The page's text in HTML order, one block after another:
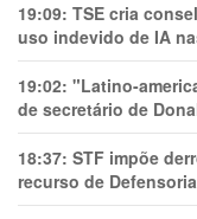
19:09: TSE cria
uso indevido de IA
19:02: "Latino-
de secretário de
18:37: STF impõe
recurso de